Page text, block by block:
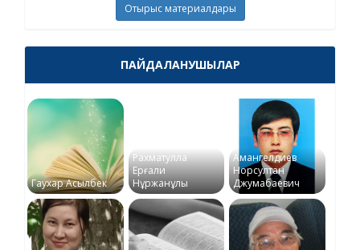
Отырыс материалдары
ПАЙДАЛАНУШЫЛАР
Гаухар Асылбек
Рахматулла
Ерғали
Нұржанұлы
Амангелдиев
Норсултан
Джумабаевич